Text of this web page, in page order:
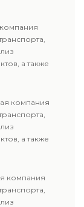
и
для
а также
и
для
компания
а также
и
для
компания